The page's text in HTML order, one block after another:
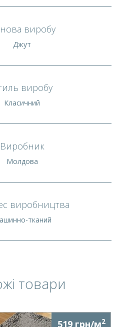
виробу
Джут
виробу
Класичний
Виробник
Молдова
виробництва
тканий
товари
519 грн/м2